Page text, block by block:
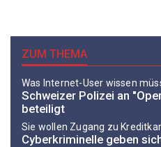
ZUM THEMA
Was Internet-User wissen
Schweizer Polizei an
beteiligt
Sie wollen Zugang zu
Cyberkriminelle geben